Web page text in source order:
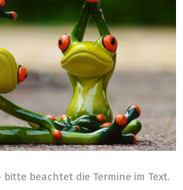
beachtet die Termine im Text.